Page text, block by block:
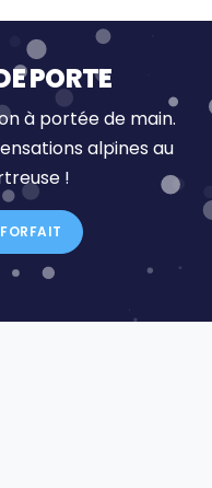
PORTE
à portée de main.
alpines au
!